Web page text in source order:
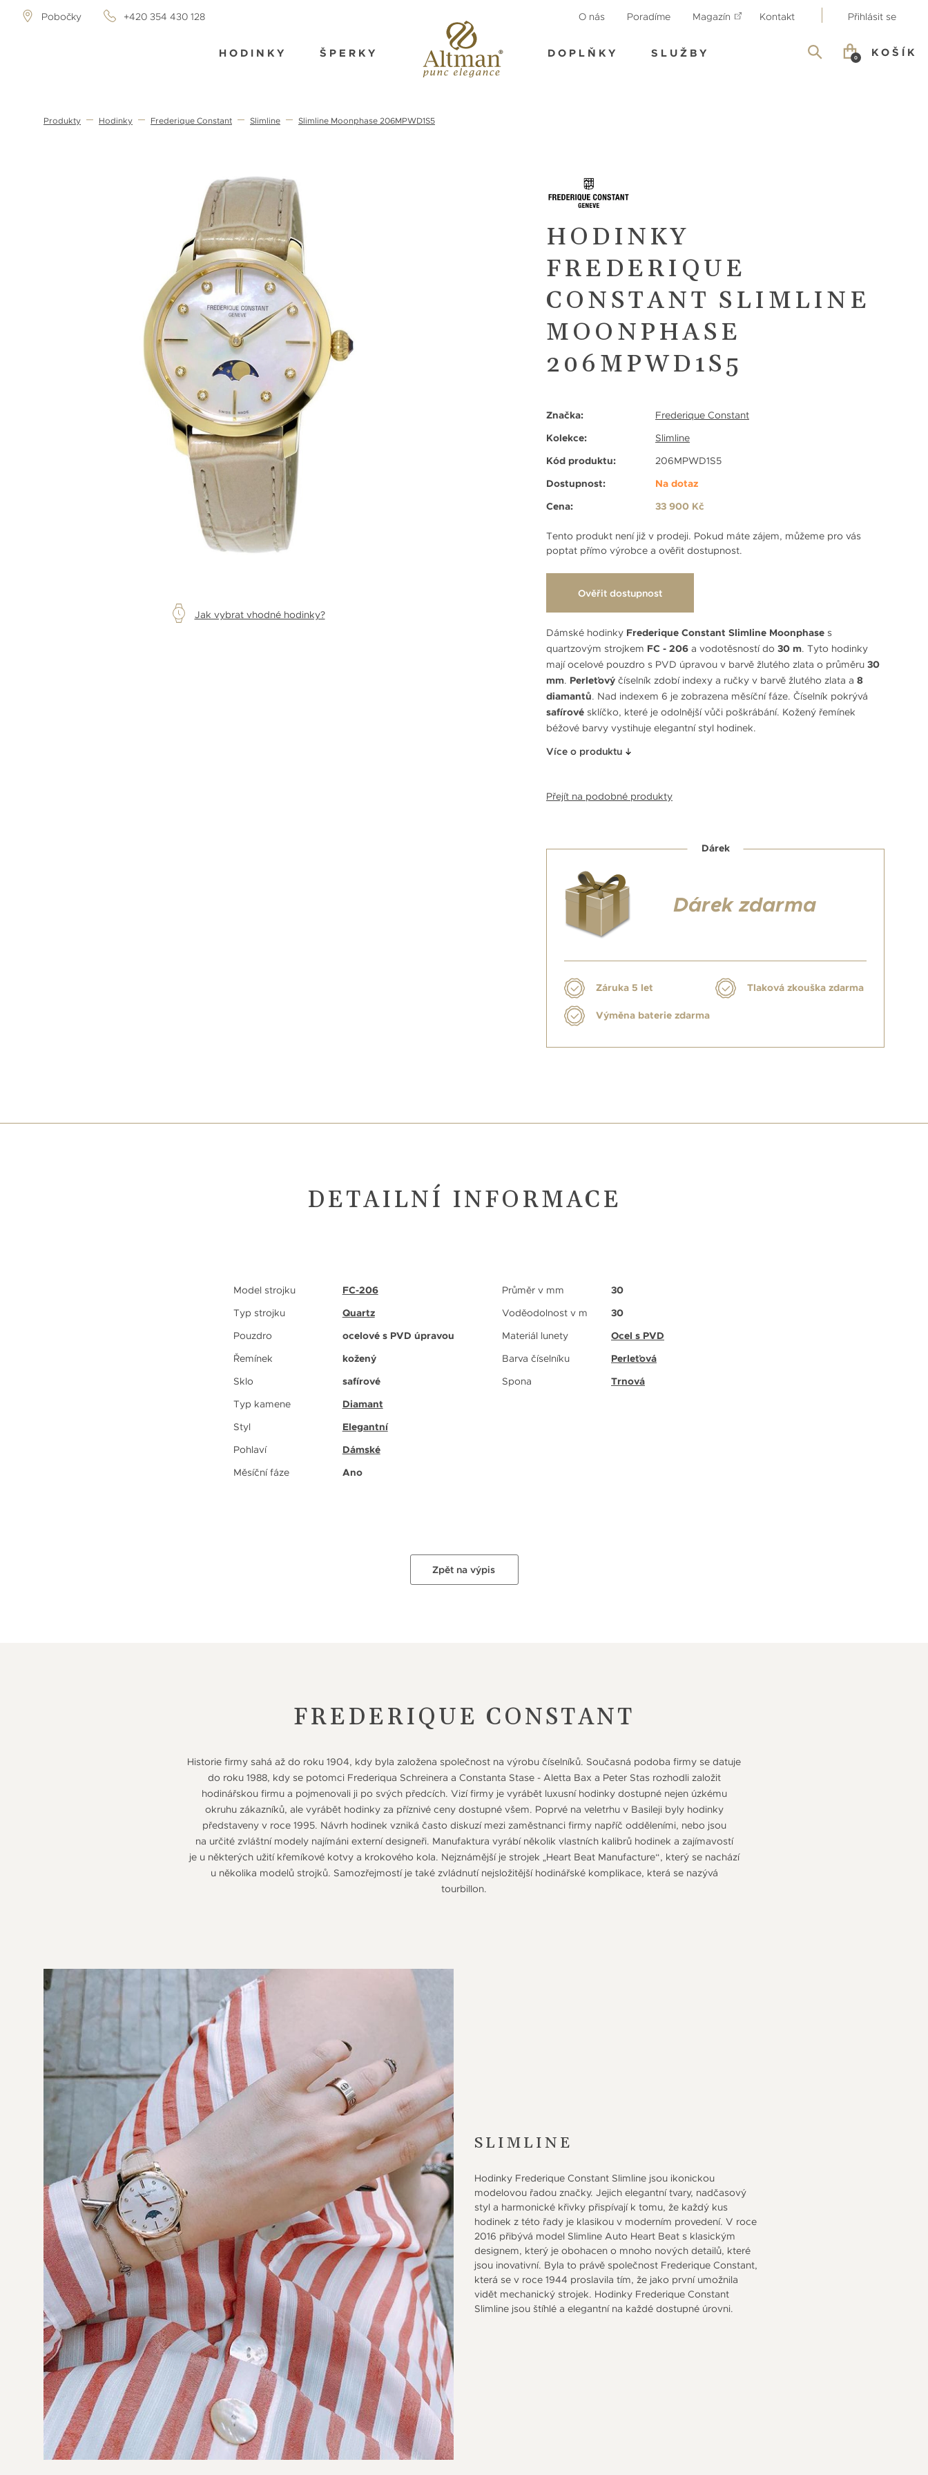
Pobočky +420 354 430 128 O nás Poradíme Magazín Kontakt Přihlásit se
HODINKY ŠPERKY DOPLŇKY SLUŽBY KOŠÍK
0
Produkty Hodinky Frederique Constant Slimline Slimline Moonphase 206MPWD1S5
Jak vybrat vhodné hodinky?
HODINKY
FREDERIQUE
CONSTANT SLIMLINE
MOONPHASE
206MPWD1S5
Značka:
Frederique Constant
Kolekce:
Slimline
Kód produktu:
206MPWD1S5
Dostupnost:
Na dotaz
Cena:
33 900 Kč
Tento produkt není již v prodeji. Pokud máte zájem, můžeme pro vás
poptat přímo výrobce a ověřit dostupnost.
Ověřit dostupnost
Dámské hodinky Frederique Constant Slimline Moonphase s
quartzovým strojkem FC - 206 a vodotěsností do 30 m. Tyto hodinky
mají ocelové pouzdro s PVD úpravou v barvě žlutého zlata o průměru 30
mm. Perleťový číselník zdobí indexy a ručky v barvě žlutého zlata a 8
diamantů. Nad indexem 6 je zobrazena měsíční fáze. Číselník pokrývá
safírové sklíčko, které je odolnější vůči poškrábání. Kožený řemínek
béžové barvy vystihuje elegantní styl hodinek.
Více o produktu
Přejít na podobné produkty
Dárek
Dárek zdarma
Záruka 5 let Tlaková zkouška zdarma
Výměna baterie zdarma
DETAILNÍ INFORMACE
Model strojku
FC-206
Typ strojku
Quartz
Pouzdro
ocelové s PVD úpravou
Řemínek
kožený
Sklo
safírové
Typ kamene
Diamant
Styl
Elegantní
Pohlaví
Dámské
Měsíční fáze
Ano
Průměr v mm
30
Voděodolnost v m
30
Materiál lunety
Ocel s PVD
Barva číselníku
Perleťová
Spona
Trnová
Zpět na výpis
FREDERIQUE CONSTANT
Historie firmy sahá až do roku 1904, kdy byla založena společnost na výrobu číselníků. Současná podoba firmy se datuje
do roku 1988, kdy se potomci Frederiqua Schreinera a Constanta Stase - Aletta Bax a Peter Stas rozhodli založit
hodinářskou firmu a pojmenovali ji po svých předcích. Vizí firmy je vyrábět luxusní hodinky dostupné nejen úzkému
okruhu zákazníků, ale vyrábět hodinky za příznivé ceny dostupné všem. Poprvé na veletrhu v Basileji byly hodinky
představeny v roce 1995. Návrh hodinek vzniká často diskuzí mezi zaměstnanci firmy napříč odděleními, nebo jsou
na určité zvláštní modely najímáni externí designeři. Manufaktura vyrábí několik vlastních kalibrů hodinek a zajímavostí
je u některých užití křemíkové kotvy a krokového kola. Nejznámější je strojek „Heart Beat Manufacture“, který se nachází
u několika modelů strojků. Samozřejmostí je také zvládnutí nejsložitější hodinářské komplikace, která se nazývá
tourbillon.
SLIMLINE
Hodinky Frederique Constant Slimline jsou ikonickou
modelovou řadou značky. Jejich elegantní tvary, nadčasový
styl a harmonické křivky přispívají k tomu, že každý kus
hodinek z této řady je klasikou v moderním provedení. V roce
2016 přibývá model Slimline Auto Heart Beat s klasickým
designem, který je obohacen o mnoho nových detailů, které
jsou inovativní. Byla to právě společnost Frederique Constant,
která se v roce 1944 proslavila tím, že jako první umožnila
vidět mechanický strojek. Hodinky Frederique Constant
Slimline jsou štíhlé a elegantní na každé dostupné úrovni.